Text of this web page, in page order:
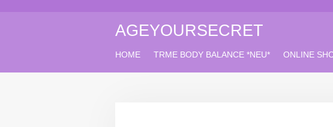
AGEYOURSECRET
HOME TRME BODY BALANCE *NEU* ONLINE